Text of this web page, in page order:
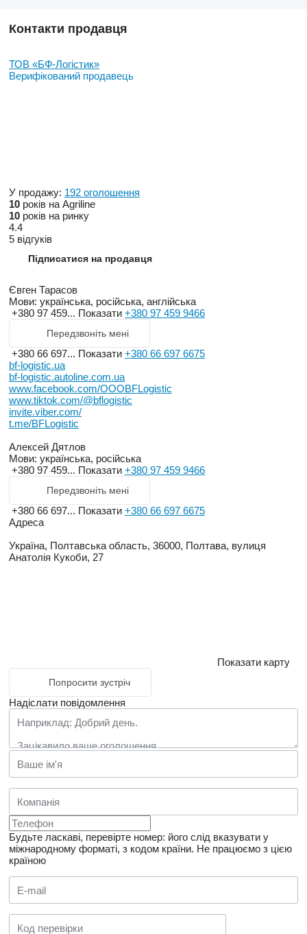
Контакти продавця
ТОВ «БФ-Логістик»
Верифікований продавець
У продажу: 192 оголошення
10 років на Agriline
10 років на ринку
4.4
5 відгуків
Підписатися на продавця
Євген Тарасов
Мови: українська, російська, англійська
+380 97 459... Показати +380 97 459 9466
Передзвоніть мені
+380 66 697... Показати +380 66 697 6675
bf-logistic.ua
bf-logistic.autoline.com.ua
www.facebook.com/OOOBFLogistic
www.tiktok.com/@bflogistic
invite.viber.com/
t.me/BFLogistic
Алексей Дятлов
Мови: українська, російська
+380 97 459... Показати +380 97 459 9466
Передзвоніть мені
+380 66 697... Показати +380 66 697 6675
Адреса
Україна, Полтавська область, 36000, Полтава, вулиця
Анатолія Кукоби, 27
Показати карту
Попросити зустріч
Надіслати повідомлення
Будьте ласкаві, перевірте номер: його слід вказувати у
міжнародному форматі, з кодом країни. Не працюємо з цією
країною